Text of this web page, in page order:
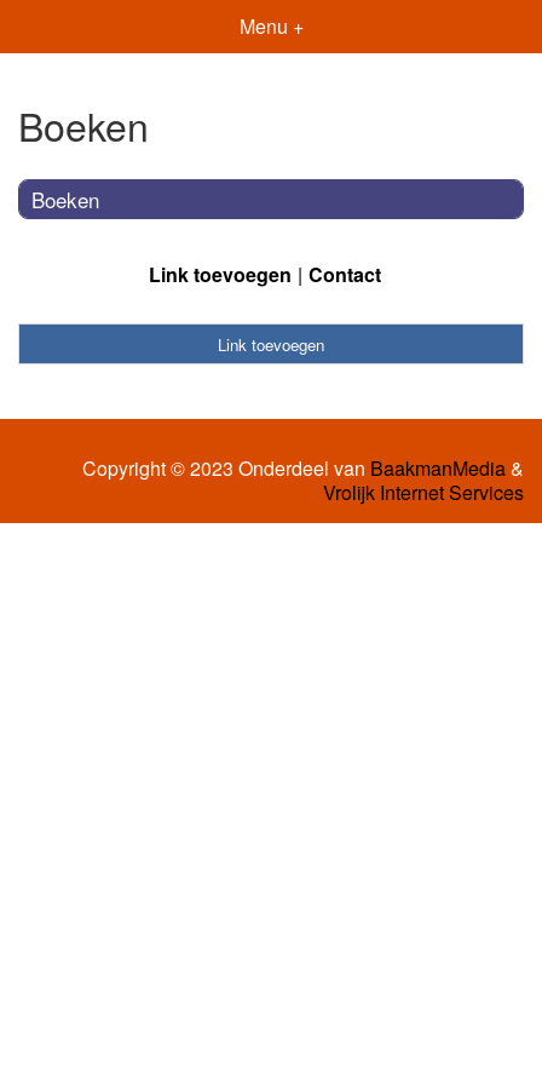
Menu +
Boeken
Boeken
Link toevoegen Contact
Link toevoegen
Copyright © 2023 Onderdeel van BaakmanMedia&
Vrolijk Internet Services